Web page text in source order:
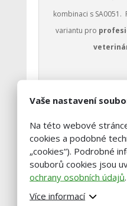
kombinaci s
variantu pro
Hydraulicky
následující
zdvih zadní
zdvih přední
břišní popruh
Vaše nastavení
Na této webové
cookies a podobné
„cookies“). Podrobné
souborů cookies jsou
ochrany osobních údajů.
Více informací